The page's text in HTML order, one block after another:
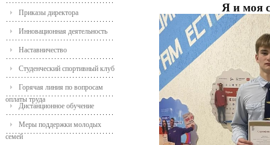
Приказы директора
Инновационная деятельность
Наставничество
Студенческий спортивный клуб
Горячая линия по вопросам
оплаты труда
Дистанционное обучение
Меры поддержки молодых
семей
Я и моя